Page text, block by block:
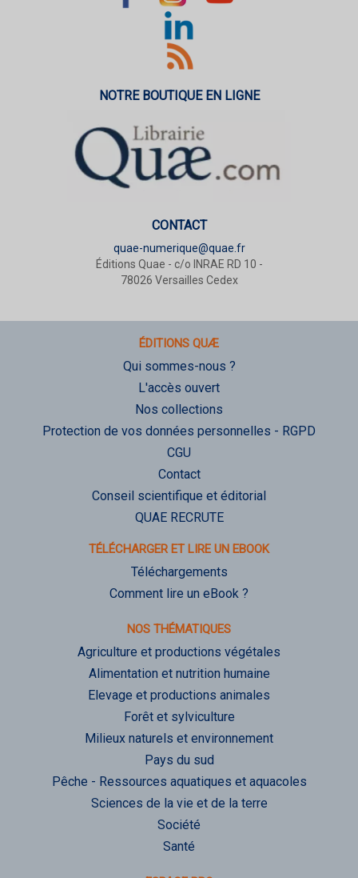
NOTRE BOUTIQUE EN LIGNE
CONTACT
quae-numerique@quae.fr
Éditions Quae - c/o INRAE RD 10 -
78026 Versailles Cedex
ÉDITIONS QUÆ
Qui sommes-nous ?
L'accès ouvert
Nos collections
Protection de vos données personnelles - RGPD
CGU
Contact
Conseil scientifique et éditorial
QUAE RECRUTE
TÉLÉCHARGER ET LIRE UN EBOOK
Téléchargements
Comment lire un eBook ?
NOS THÉMATIQUES
Agriculture et productions végétales
Alimentation et nutrition humaine
Elevage et productions animales
Forêt et sylviculture
Milieux naturels et environnement
Pays du sud
Pêche - Ressources aquatiques et aquacoles
Sciences de la vie et de la terre
Société
Santé